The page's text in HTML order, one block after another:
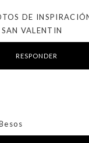
DE
VALENTIN
RESPONDER